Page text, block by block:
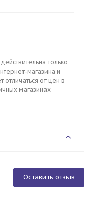
только
магазина и
отличаться от цен в
магазинах
Оставить отзыв